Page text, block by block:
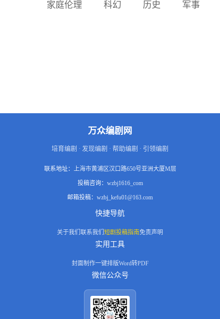
生什么情况。身为父母，要
展和应用场景展开设想，并
下家庭教育和儿童心理的一
场，多次反转，吸引眼球。
家庭伦理
科幻 历史 军事
万众编剧网
培育编剧 · 发现编剧 · 帮助编剧 · 引领编剧
联系地址： 上海市黄浦区汉口路650号亚洲大厦M层
投稿咨询： wzbj1616_com
邮箱投稿： wzbj_kefu01@163.com
快捷导航
关于我们 联系我们 短剧投稿指南免责声明
实用工具
封面制作一键排版Word转PDF
微信公众号